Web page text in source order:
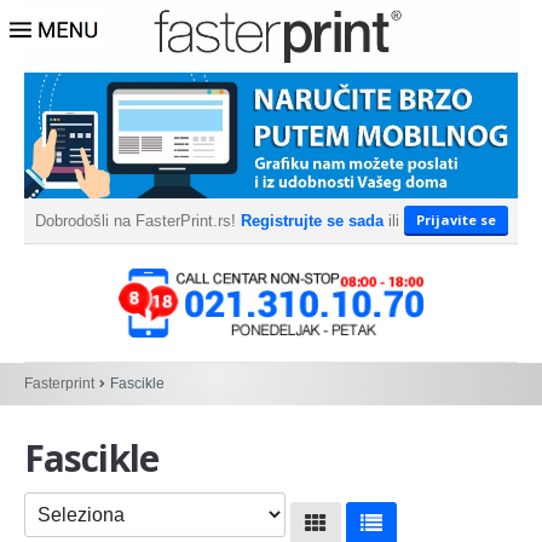
Dobrodošli na FasterPrint.rs! Registrujte se sadaili Prijavite se
Fasterprint Fascikle
Fascikle